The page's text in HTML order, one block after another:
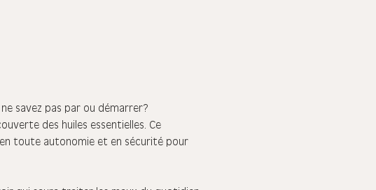
savez pas par ou démarrer?
des huiles essentielles. Ce
toute autonomie et en sécurité pour